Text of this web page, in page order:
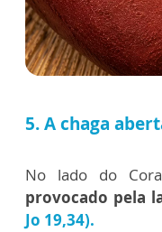
5. A chaga
No lado do
provocado pela
Jo 19,34).